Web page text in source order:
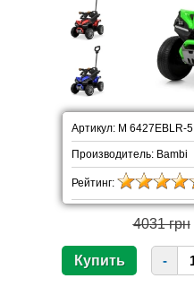
Артикул: M 6427EBLR-5
Производитель: Bambi
Рейтинг:
4031 грн
-